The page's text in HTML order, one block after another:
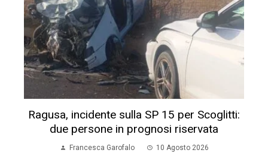
Ragusa, incidente sulla SP 15 per Scoglitti:
due persone in prognosi riservata
Francesca Garofalo 10 Agosto 2026